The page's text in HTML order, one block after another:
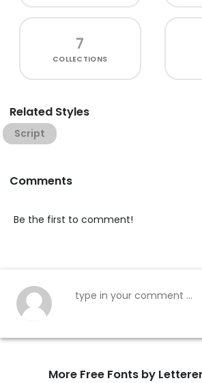
7
COLLECTIONS
Related Styles
Script
Comments
Be the first to comment!
More Free Fonts by